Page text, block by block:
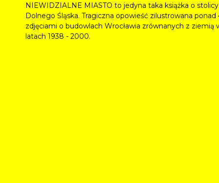
NIEWIDZIALNE MIASTO to jedyna taka książka o stolicy
Dolnego Śląska. Tragiczna opowieść zilustrowana
zdjęciami o budowlach Wrocławia zrównanych z ziemią
latach 1938 - 2000.